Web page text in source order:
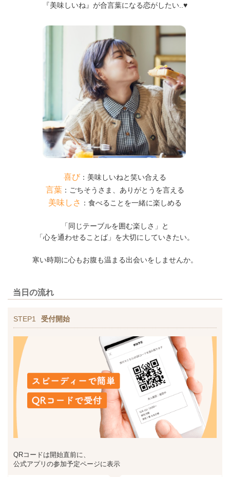
『美味しいね』が合言葉になる恋がしたい..♥
喜び ：美味しいねと笑い合える
言葉 ：ごちそうさま、ありがとうを言える
美味しさ ：食べることを一緒に楽しめる
「同じテーブルを囲む楽しさ」と
「心を通わせることば」を大切にしていきたい。
寒い時期に心もお腹も温まる出会いをしませんか。
当日の流れ
STEP1 受付開始
QRコードは開始直前に、
公式アプリの参加予定ページに表示